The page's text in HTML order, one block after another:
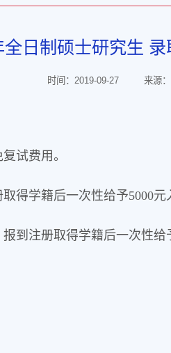
日制硕士研究生
时间：2019-09-27 来源：
试费用。
得学籍后一次性给予5000元
到注册取得学籍后一次性给